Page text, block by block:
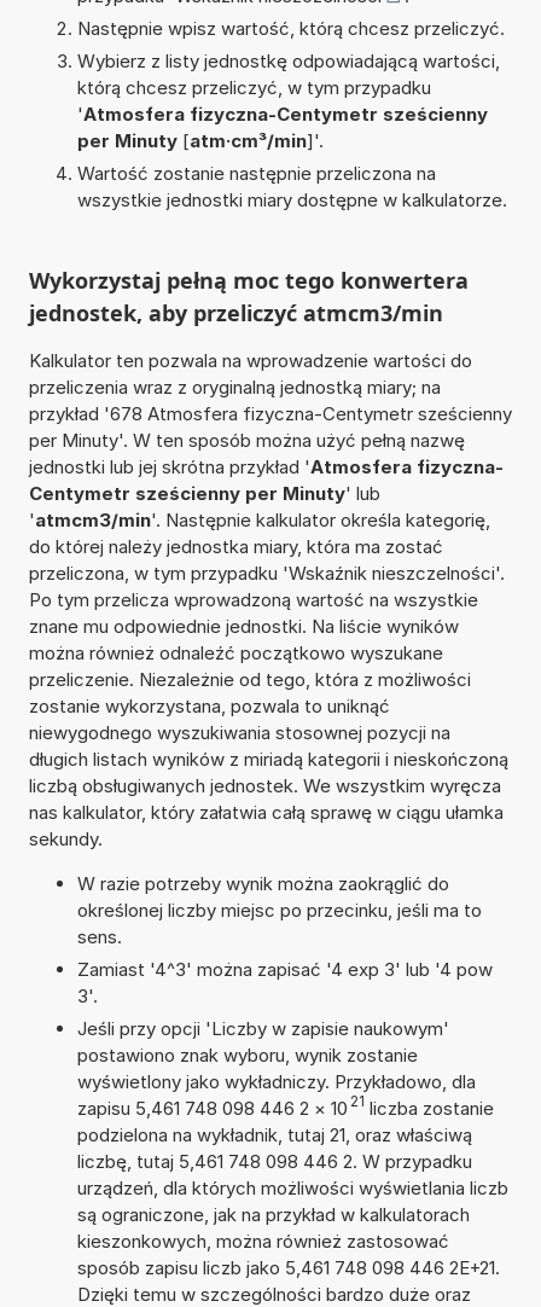
Następnie wpisz wartość, którą chcesz przeliczyć.
Wybierz z listy jednostkę odpowiadającą wartości,
którą chcesz przeliczyć, w tym przypadku
'Atmosfera fizyczna-Centymetr sześcienny
per Minuty[atm·cm³/min]'.
Wartość zostanie następnie przeliczona na
wszystkie jednostki miary dostępne w kalkulatorze.
Wykorzystaj pełną moc tego konwertera
jednostek, aby przeliczyć atmcm3/min
Kalkulator ten pozwala na wprowadzenie wartości do
przeliczenia wraz z oryginalną jednostką miary; na
przykład '678 Atmosfera fizyczna-Centymetr sześcienny
per Minuty'. W ten sposób można użyć pełną nazwę
jednostki lub jej skrótna przykład 'Atmosfera fizyczna-
Centymetr sześcienny per Minuty' lub
'atmcm3/min'. Następnie kalkulator określa kategorię,
do której należy jednostka miary, która ma zostać
przeliczona, w tym przypadku 'Wskaźnik nieszczelności'.
Po tym przelicza wprowadzoną wartość na wszystkie
znane mu odpowiednie jednostki. Na liście wyników
można również odnaleźć początkowo wyszukane
przeliczenie. Niezależnie od tego, która z możliwości
zostanie wykorzystana, pozwala to uniknąć
niewygodnego wyszukiwania stosownej pozycji na
długich listach wyników z miriadą kategorii i nieskończoną
liczbą obsługiwanych jednostek. We wszystkim wyręcza
nas kalkulator, który załatwia całą sprawę w ciągu ułamka
sekundy.
W razie potrzeby wynik można zaokrąglić do
określonej liczby miejsc po przecinku, jeśli ma to
sens.
Zamiast '4^3' można zapisać '4 exp 3' lub '4 pow
3'.
Jeśli przy opcji 'Liczby w zapisie naukowym'
postawiono znak wyboru, wynik zostanie
wyświetlony jako wykładniczy. Przykładowo, dla
zapisu 5,461 748 098 446 2 × 10 21 liczba zostanie
podzielona na wykładnik, tutaj 21, oraz właściwą
liczbę, tutaj 5,461 748 098 446 2. W przypadku
urządzeń, dla których możliwości wyświetlania liczb
są ograniczone, jak na przykład w kalkulatorach
kieszonkowych, można również zastosować
sposób zapisu liczb jako 5,461 748 098 446 2E+21.
Dzięki temu w szczególności bardzo duże oraz